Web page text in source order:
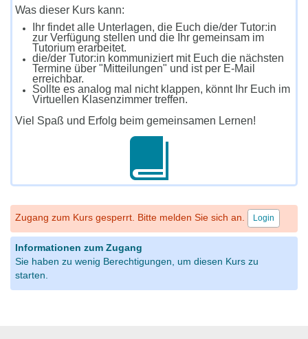
Was dieser Kurs kann:
Ihr findet alle Unterlagen, die Euch die/der Tutor:in
zur Verfügung stellen und die Ihr gemeinsam im
Tutorium erarbeitet.
die/der Tutor:in kommuniziert mit Euch die nächsten
Termine über "Mitteilungen" und ist per E-Mail
erreichbar.
Sollte es analog mal nicht klappen, könnt Ihr Euch im
Virtuellen Klasenzimmer treffen.
Viel Spaß und Erfolg beim gemeinsamen Lernen!
Zugang zum Kurs gesperrt. Bitte melden Sie sich an. Login
Informationen zum Zugang
Sie haben zu wenig Berechtigungen, um diesen Kurs zu
starten.